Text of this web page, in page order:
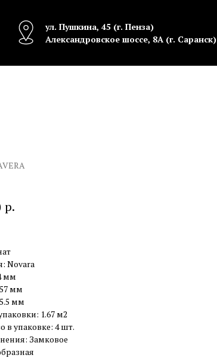
ул. Пушкина, 45 (г. Пенза)
Александровское шоссе, 8А (г. Саранск)
р.
Novara
мм
мм
мм
1.67 м2
в упаковке: 4 шт.
Замковое